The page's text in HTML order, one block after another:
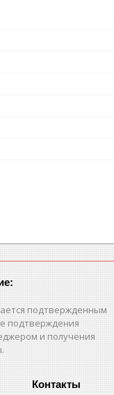
подтвержденным
подтверждения
и получения